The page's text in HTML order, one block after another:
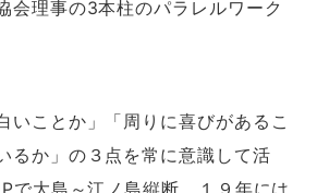
会理事の3本柱のパラレルワーク
いことか」「周りに喜びがあるこ
るか」の３点を常に意識して活